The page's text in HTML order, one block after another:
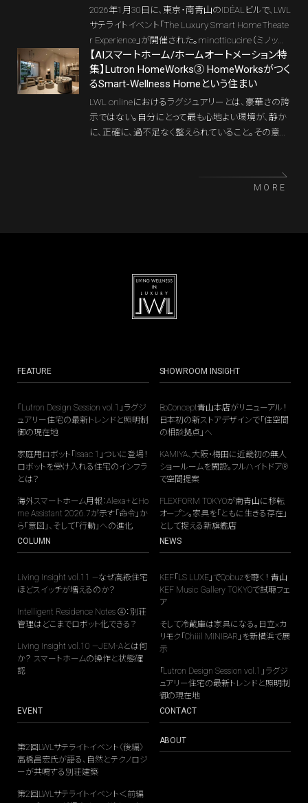
ーを調整する住宅設備へと進化している姿だ。北米
では、Lutronの「HomeWorks」やHOMMAのシステム
に象徴される電動シェードの自動化も進む。窓辺は
いま、インテリア、住宅性能、テクノロジー、Invisible W
ellnessを結ぶ領域になりつつある。
2026年1月30日に、東京・南青山のIDÉALビルで、LWL
サテライトイベント「The Luxury Smart Home Theate
r Experience」が開催された。minotticucine（ミノッテ
ィクチーネ）のハイエンドなシステムキッチンに囲ま
れた静謐な空間で、来場者は、ラグジュアリーなスマ
ートホームと照明、サウンド、インテリアを体感しなが
らレクチャーを受けた。目玉となるスペシャルトーク
セッションでは、照明を単なる設備ではなく建築的要
素として空間をデザインするライティングディレクタ
テーマに、ルートロンアスカ・カントリーマネージャー
【AIスマートホーム/ホームオートメーション特
集】Lutron HomeWorks③ HomeWorksがつく
るSmart-Wellness Homeという住まい
LWL onlineにおけるラグジュアリーとは、豪華さの誇
示ではない。自分にとって最も心地よい環境が、静か
に、正確に、過不足なく整えられていること。その意味
統合し、光と温熱環境をひとつの時間軸で扱うこと
で、住まいを「Smart Wellness Home」へと導くHome
MORE
FEATURE
「Lutron Design Session vol.1」ラグジ
ュアリー住宅の最新トレンドと照明制
御の現在地
家庭用ロボット「Isaac 1」ついに登場！
ロボットを受け入れる住宅のインフラ
とは？
海外スマートホーム月報：Alexa+とHo
me Assistant 2026.7が示す「命令」か
ら「意図」、そして「行動」への進化
SHOWROOM INSIGHT
BoConcept青山本店がリニューアル！
日本初の新ストアデザインで「住空間
の相談拠点」へ
KAMIYA、大阪・梅田に近畿初の無人
ショールームを開設。フルハイトドア®
で空間提案
FLEXFORM TOKYOが南青山に移転
オープン。家具を「ともに生きる存在」
として捉える新旗艦店
COLUMN
Living Insight vol.11 —なぜ高級住宅
ほどスイッチが増えるのか？
Intelligent Residence Notes ④：別荘
管理はどこまでロボット化できる？
Living Insight vol.10 —JEM-Aとは何
か？ スマートホームの操作と状態確
認
NEWS
KEF「LS LUXE」でQobuzを聴く！ 青山
KEF Music Gallery TOKYOで試聴フェ
ア
そして冷蔵庫は家具になる。日立×カ
リモク「Chiiil MINIBAR」を新横浜で展
示
「Lutron Design Session vol.1」ラグジ
ュアリー住宅の最新トレンドと照明制
御の現在地
EVENT
第2回LWLサテライトイベント〈後編〉
高橋昌宏氏が語る、自然とテクノロジ
ーが共鳴する別荘建築
第2回LWLサテライトイベント＜前編
CONTACT
ABOUT